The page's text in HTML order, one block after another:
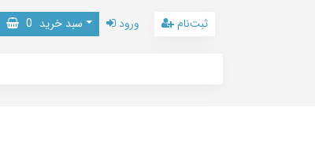
سبد خرید 0 ورود ثبت‌نام